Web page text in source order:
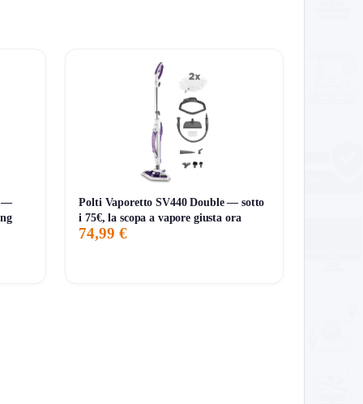
sempre il carrello finale.
—
Polti Vaporetto SV440 Double — sotto
i 75€, la scopa a vapore giusta ora
74,99 €